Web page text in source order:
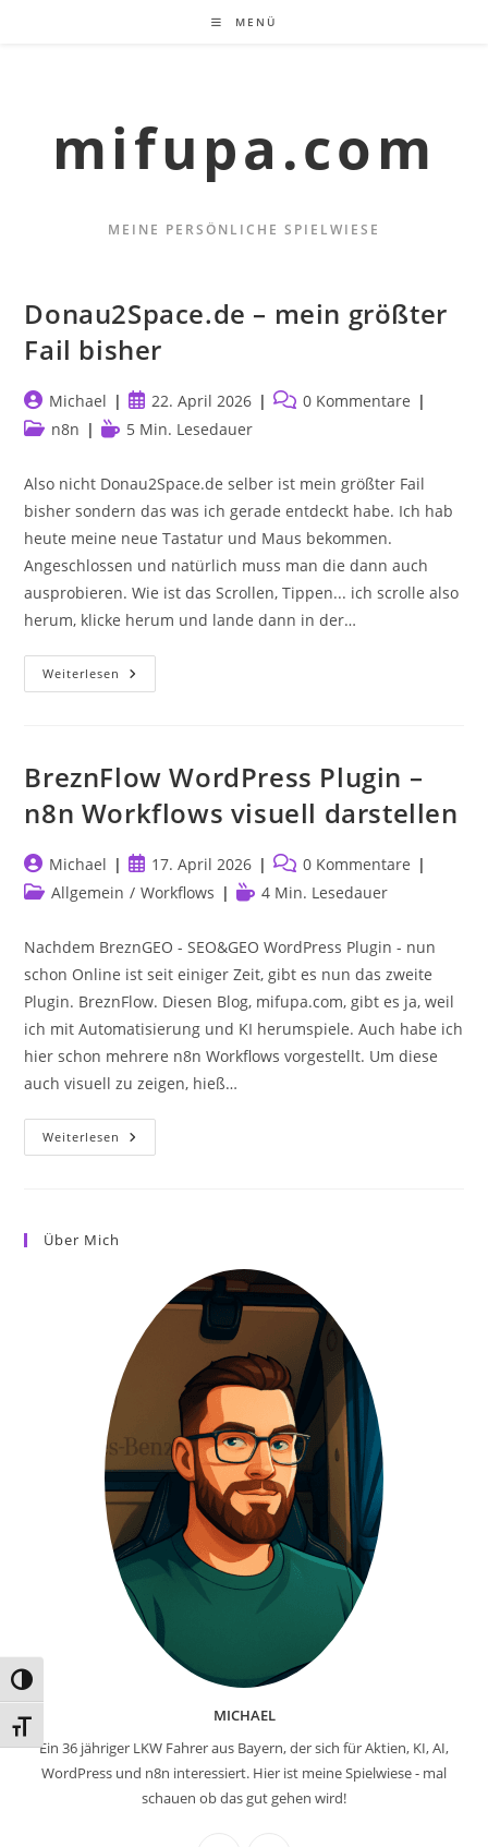
Umschalten auf hohe Kontraste
Schrift vergrößern
MENÜ
mifupa.com
MEINE PERSÖNLICHE SPIELWIESE
Donau2Space.de – mein größter
Fail bisher
Beitrags-
Autor:
Michael
Beitrag
veröffentlicht:
22. April 2026
Beitrags-
0 Kommentare
Beitrags-
n8n Lesedauer:
5 Min. Lesedauer
Also nicht Donau2Space.de selber ist mein größter Fail
bisher sondern das was ich gerade entdeckt habe. Ich hab
heute meine neue Tastatur und Maus bekommen.
Angeschlossen und natürlich muss man die dann auch
ausprobieren. Wie ist das Scrollen, Tippen... ich scrolle also
herum, klicke herum und lande dann in der…
Weiterlesen Donau2Space.de
–
BreznFlow WordPress Plugin –
n8n Workflows visuell darstellen
Beitrags-
Autor:
Michael
Beitrag
veröffentlicht:
17. April 2026
Beitrags-
Kommentare:
0 Kommentare
Beitrags-
Allgemein / Workflows Lesedauer:
4 Min. Lesedauer
Nachdem BreznGEO - SEO&GEO WordPress Plugin - nun
schon Online ist seit einiger Zeit, gibt es nun das zweite
Plugin. BreznFlow. Diesen Blog, mifupa.com, gibt es ja, weil
ich mit Automatisierung und KI herumspiele. Auch habe ich
hier schon mehrere n8n Workflows vorgestellt. Um diese
auch visuell zu zeigen, hieß…
Weiterlesen BreznFlow
WordPress
Über Mich
MICHAEL
Ein 36 jähriger LKW Fahrer aus Bayern, der sich für Aktien, KI, AI,
WordPress und n8n interessiert. Hier ist meine Spielwiese - mal
schauen ob das gut gehen wird!